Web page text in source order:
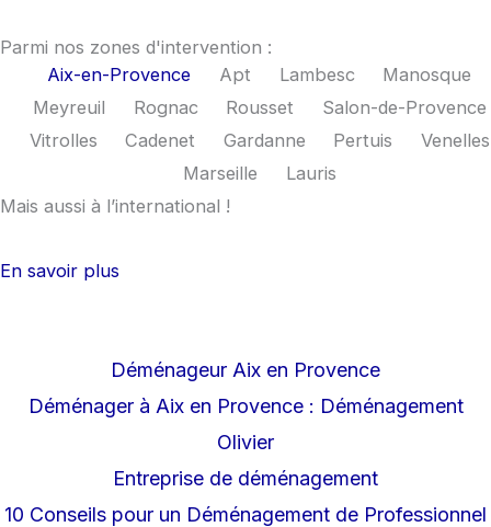
e
b
o
k
t
a
r
a
Parmi nos zones d'intervention :
Aix-en-Provence
Apt Lambesc
Manosque
Meyreuil
Rognac Rousset
Salon-de-Provence
Vitrolles
Cadenet Gardanne Pertuis
Venelles
Marseille
Lauris
Mais aussi à l’international !
En savoir plus
Déménageur Aix en Provence
Déménager à Aix en Provence : Déménagement
Olivier
Entreprise de déménagement
10 Conseils pour un Déménagement de Professionnel